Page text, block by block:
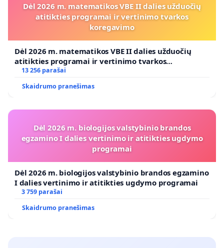
Dėl 2026 m. matematikos VBE II dalies užduočių
atitikties programai ir vertinimo tvarkos
koregavimo
Dėl 2026 m. matematikos VBE II dalies užduočių
atitikties programai ir vertinimo tvarkos
koregavimo
13 256 parašai
Skaidrumo pranešimas
Dėl 2026 m. biologijos valstybinio brandos
egzamino I dalies vertinimo ir atitikties ugdymo
programai
Dėl 2026 m. biologijos valstybinio brandos egzamino
I dalies vertinimo ir atitikties ugdymo programai
3 759 parašai
Skaidrumo pranešimas